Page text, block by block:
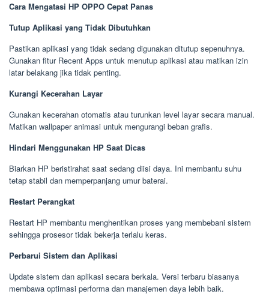
Cara Mengatasi HP OPPO Cepat Panas
Tutup Aplikasi yang Tidak Dibutuhkan
Pastikan aplikasi yang tidak sedang digunakan ditutup sepenuhnya.
Gunakan fitur Recent Apps untuk menutup aplikasi atau matikan izin
latar belakang jika tidak penting.
Kurangi Kecerahan Layar
Gunakan kecerahan otomatis atau turunkan level layar secara manual.
Matikan wallpaper animasi untuk mengurangi beban grafis.
Hindari Menggunakan HP Saat Dicas
Biarkan HP beristirahat saat sedang diisi daya. Ini membantu suhu
tetap stabil dan memperpanjang umur baterai.
Restart Perangkat
Restart HP membantu menghentikan proses yang membebani sistem
sehingga prosesor tidak bekerja terlalu keras.
Perbarui Sistem dan Aplikasi
Update sistem dan aplikasi secara berkala. Versi terbaru biasanya
membawa optimasi performa dan manajemen daya lebih baik.